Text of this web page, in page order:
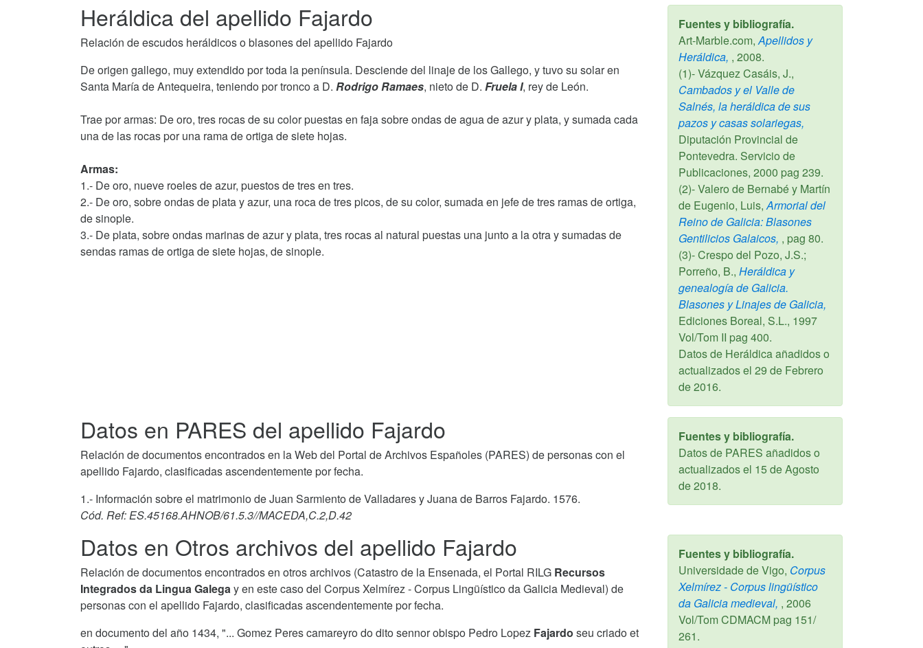
Heráldica del apellido Fajardo
Relación de escudos heráldicos o blasones del apellido Fajardo
De origen gallego, muy extendido por toda la península. Desciende del linaje de los Gallego, y tuvo su solar en
Santa María de Antequeira, teniendo por tronco a D. Rodrigo Ramaes, nieto de D. Fruela I, rey de León.
Trae por armas: De oro, tres rocas de su color puestas en faja sobre ondas de agua de azur y plata, y sumada cada
una de las rocas por una rama de ortiga de siete hojas.
Armas:
1.- De oro, nueve roeles de azur, puestos de tres en tres.
2.- De oro, sobre ondas de plata y azur, una roca de tres picos, de su color, sumada en jefe de tres ramas de ortiga,
de sinople.
3.- De plata, sobre ondas marinas de azur y plata, tres rocas al natural puestas una junto a la otra y sumadas de
sendas ramas de ortiga de siete hojas, de sinople.
Fuentes y bibliografía.
Art-Marble.com,Apellidos y
Heráldica, , 2008.
(1)- Vázquez Casáis, J.,
Cambados y el Valle de
Salnés, la heráldica de sus
pazos y casas solariegas,
Diputación Provincial de
Pontevedra. Servicio de
Publicaciones, 2000 pag 239.
(2)- Valero de Bernabé y Martín
de Eugenio, Luis,Armorial del
Reino de Galicia: Blasones
Gentilicios Galaicos, , pag 80.
(3)- Crespo del Pozo, J.S.;
Porreño, B., Heráldica y
genealogía de Galicia.
Blasones y Linajes de Galicia,
Ediciones Boreal, S.L., 1997
Vol/Tom II pag 400.
Datos de Heráldica añadidos o
actualizados el 29 de Febrero
de 2016.
Datos en PARES del apellido Fajardo
Relación de documentos encontrados en la Web del Portal de Archivos Españoles (PARES) de personas con el
apellido Fajardo, clasificadas ascendentemente por fecha.
1.- Información sobre el matrimonio de Juan Sarmiento de Valladares y Juana de Barros Fajardo. 1576.
Cód. Ref: ES.45168.AHNOB/61.5.3//MACEDA,C.2,D.42
Fuentes y bibliografía.
Datos de PARES añadidos o
actualizados el 15 de Agosto
de 2018.
Datos en Otros archivos del apellido Fajardo
Relación de documentos encontrados en otros archivos (Catastro de la Ensenada, el Portal RILG Recursos
Integrados da Lingua Galegay en este caso del Corpus Xelmírez - Corpus Lingüístico da Galicia Medieval) de
personas con el apellido Fajardo, clasificadas ascendentemente por fecha.
en documento del año 1434, "... Gomez Peres camareyro do dito sennor obispo Pedro Lopez Fajardo seu criado et
Fuentes y bibliografía.
Universidade de Vigo, Corpus
Xelmírez - Corpus lingüístico
da Galicia medieval, , 2006
Vol/Tom CDMACM pag 151/
261.